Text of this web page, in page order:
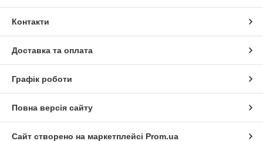
Контакти
Доставка та оплата
Графік роботи
Повна версія сайту
Сайт створено на маркетплейсі Prom.ua